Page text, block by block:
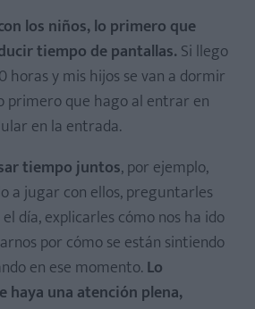
los niños, lo primero que
tiempo de pantallas. Si llego
horas y mis hijos se van a dormir
primero que hago al entrar en
en la entrada.
tiempo juntos, por ejemplo,
a jugar con ellos, preguntarles
día, explicarles cómo nos ha ido
por cómo se están sintiendo
en ese momento. Lo
haya una atención plena,